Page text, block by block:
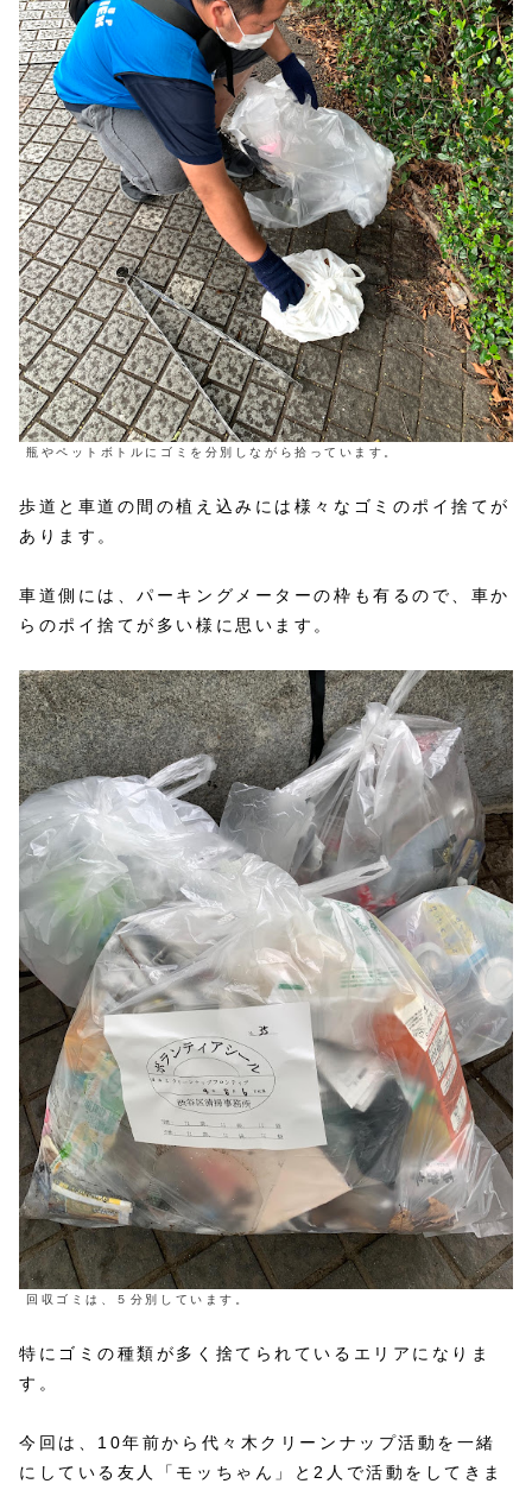
瓶やペットボトルにゴミを分別しながら拾っています。
歩道と車道の間の植え込みには様々なゴミのポイ捨てが
あります。
車道側には、パーキングメーターの枠も有るので、車か
らのポイ捨てが多い様に思います。
回収ゴミは、５分別しています。
特にゴミの種類が多く捨てられているエリアになりま
す。
今回は、10年前から代々木クリーンナップ活動を一緒
にしている友人「モッちゃん」と2人で活動をしてきま